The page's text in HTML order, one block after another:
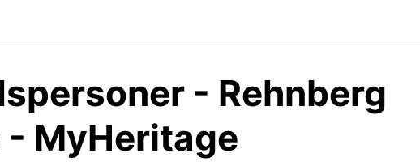
- Rehnberg
- MyHeritage